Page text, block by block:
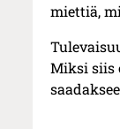
miettiä,
Miksi siis